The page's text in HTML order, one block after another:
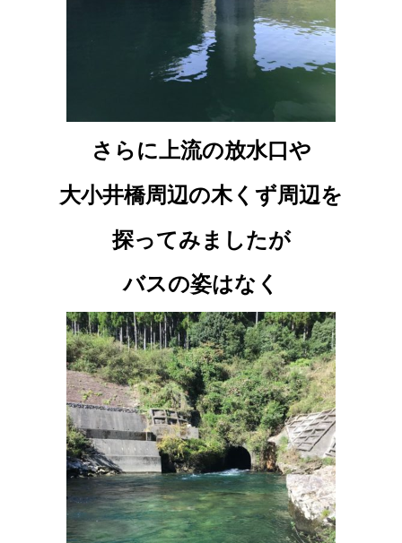
さらに上流の放水口や
大小井橋周辺の木くず周辺を
探ってみましたが
バスの姿はなく